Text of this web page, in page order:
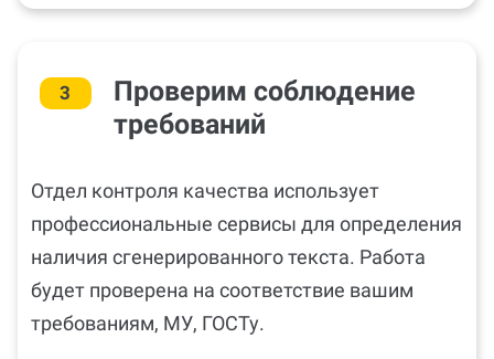
3
Проверим соблюдение
требований
Отдел контроля качества использует
профессиональные сервисы для определения
наличия сгенерированного текста. Работа
будет проверена на соответствие вашим
требованиям, МУ, ГОСТу.